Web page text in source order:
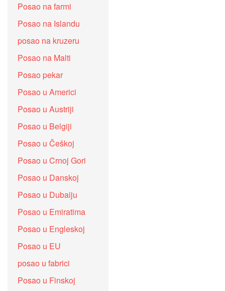
Posao na farmi
Posao na Islandu
posao na kruzeru
Posao na Malti
Posao pekar
Posao u Americi
Posao u Austriji
Posao u Belgiji
Posao u Češkoj
Posao u Crnoj Gori
Posao u Danskoj
Posao u Dubaiju
Posao u Emiratima
Posao u Engleskoj
Posao u EU
posao u fabrici
Posao u Finskoj